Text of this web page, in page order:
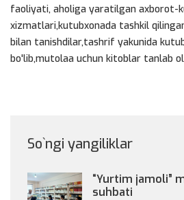
faoliyati, aholiga yaratilgan axborot-
xizmatlari,kutubxonada tashkil
bilan tanishdilar,tashrif yakunida
bo'lib,mutolaa uchun kitoblar tanlab
So`ngi yangiliklar
“Yurtim jamoli”
suhbati